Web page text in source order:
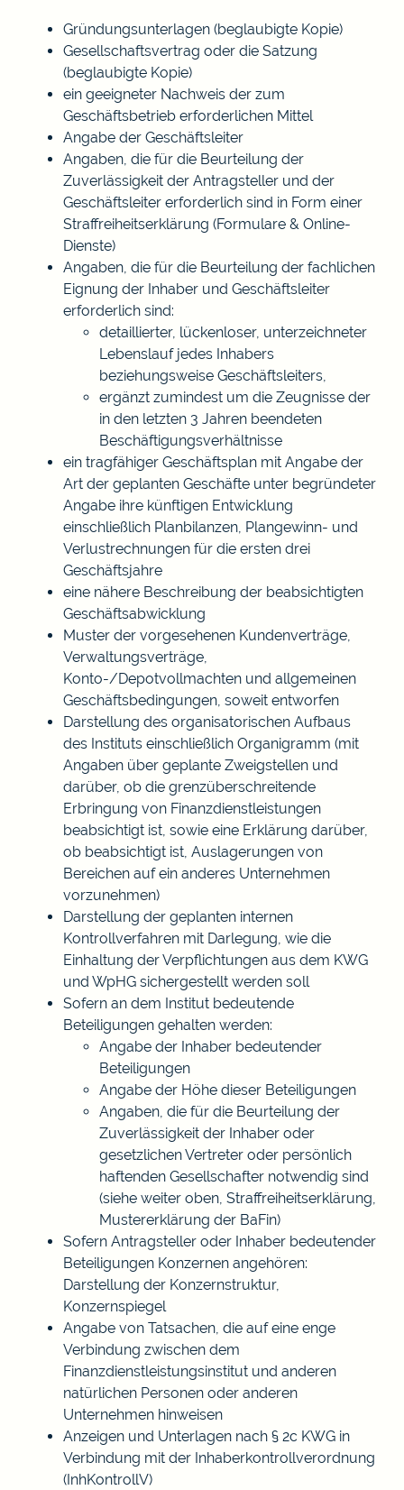
Gründungsunterlagen (beglaubigte Kopie)
Gesellschaftsvertrag oder die Satzung
(beglaubigte Kopie)
ein geeigneter Nachweis der zum
Geschäftsbetrieb erforderlichen Mittel
Angabe der Geschäftsleiter
Angaben, die für die Beurteilung der
Zuverlässigkeit der Antragsteller und der
Geschäftsleiter erforderlich sind in Form einer
Straffreiheitserklärung (Formulare & Online-
Dienste)
Angaben, die für die Beurteilung der fachlichen
Eignung der Inhaber und Geschäftsleiter
erforderlich sind:
detaillierter, lückenloser, unterzeichneter
Lebenslauf jedes Inhabers
beziehungsweise Geschäftsleiters,
ergänzt zumindest um die Zeugnisse der
in den letzten 3 Jahren beendeten
Beschäftigungsverhältnisse
ein tragfähiger Geschäftsplan mit Angabe der
Art der geplanten Geschäfte unter begründeter
Angabe ihre künftigen Entwicklung
einschließlich Planbilanzen, Plangewinn- und
Verlustrechnungen für die ersten drei
Geschäftsjahre
eine nähere Beschreibung der beabsichtigten
Geschäftsabwicklung
Muster der vorgesehenen Kundenverträge,
Verwaltungsverträge,
Konto-/Depotvollmachten und allgemeinen
Geschäftsbedingungen, soweit entworfen
Darstellung des organisatorischen Aufbaus
des Instituts einschließlich Organigramm (mit
Angaben über geplante Zweigstellen und
darüber, ob die grenzüberschreitende
Erbringung von Finanzdienstleistungen
beabsichtigt ist, sowie eine Erklärung darüber,
ob beabsichtigt ist, Auslagerungen von
Bereichen auf ein anderes Unternehmen
vorzunehmen)
Darstellung der geplanten internen
Kontrollverfahren mit Darlegung, wie die
Einhaltung der Verpflichtungen aus dem KWG
und WpHG sichergestellt werden soll
Sofern an dem Institut bedeutende
Beteiligungen gehalten werden:
Angabe der Inhaber bedeutender
Beteiligungen
Angabe der Höhe dieser Beteiligungen
Angaben, die für die Beurteilung der
Zuverlässigkeit der Inhaber oder
gesetzlichen Vertreter oder persönlich
haftenden Gesellschafter notwendig sind
(siehe weiter oben, Straffreiheitserklärung,
Mustererklärung der BaFin)
Sofern Antragsteller oder Inhaber bedeutender
Beteiligungen Konzernen angehören:
Darstellung der Konzernstruktur,
Konzernspiegel
Angabe von Tatsachen, die auf eine enge
Verbindung zwischen dem
Finanzdienstleistungsinstitut und anderen
natürlichen Personen oder anderen
Unternehmen hinweisen
Anzeigen und Unterlagen nach § 2c KWG in
Verbindung mit der Inhaberkontrollverordnung
(InhKontrollV)